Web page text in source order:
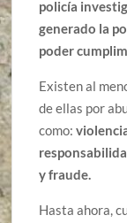
policía
generado la
poder
Existen al
de ellas por
como:
y fraude.
Hasta ahora,